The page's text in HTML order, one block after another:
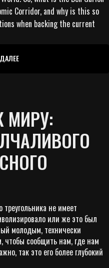
Corridor, and why is this so
when backing the current
МИРУ:
треугольника не имеет
или же это был
молодым, технически
чтобы сообщить нам, где нам
так это его более глубокий